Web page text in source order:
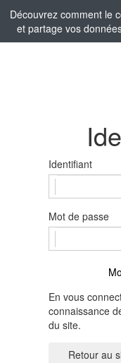
Découvrez comment le
et partage vos
Identifiant
Mot de passe
En vous
connaissance
du site.